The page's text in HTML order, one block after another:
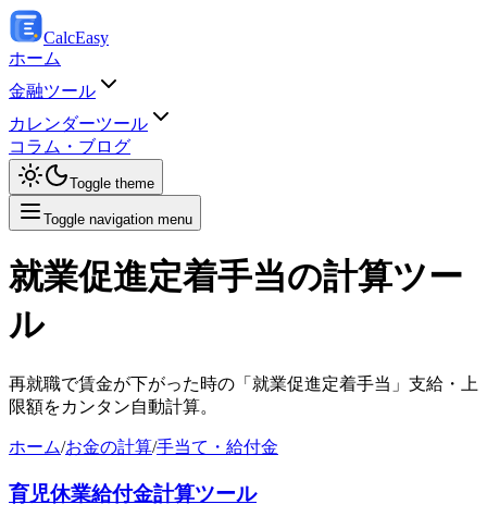
CalcEasy
ホーム
金融ツール
カレンダーツール
コラム・ブログ
Toggle theme
Toggle navigation menu
就業促進定着手当の計算ツー
ル
再就職で賃金が下がった時の「就業促進定着手当」支給・上
限額をカンタン自動計算。
ホーム/お金の計算/手当て・給付金
育児休業給付金計算ツール